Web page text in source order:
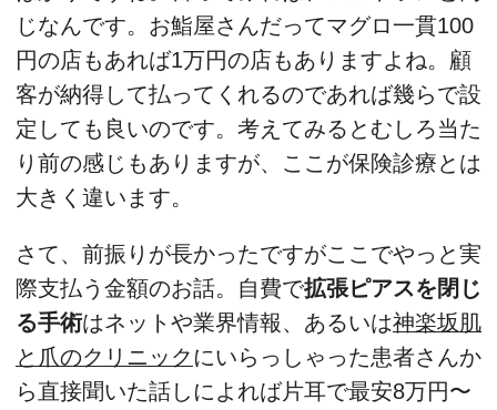
じなんです。お鮨屋さんだってマグロ一貫100
円の店もあれば1万円の店もありますよね。顧
客が納得して払ってくれるのであれば幾らで設
定しても良いのです。考えてみるとむしろ当た
り前の感じもありますが、ここが保険診療とは
大きく違います。
さて、前振りが長かったですがここでやっと実
際支払う金額のお話。自費で拡張ピアスを閉じ
る手術はネットや業界情報、あるいは神楽坂肌
と爪のクリニック にいらっしゃった患者さんか
ら直接聞いた話しによれば片耳で最安8万円〜